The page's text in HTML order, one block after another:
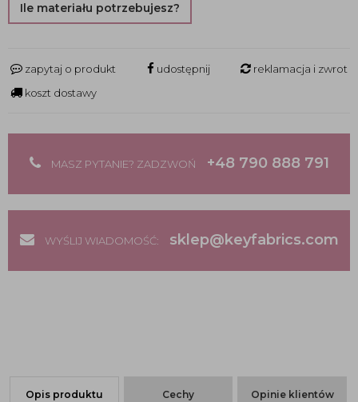
Ile materiału potrzebujesz?
zapytaj o produkt udostępnij
reklamacja i zwrot
koszt dostawy
MASZ PYTANIE? ZADZWOŃ +48 790 888 791
WYŚLIJ WIADOMOŚĆ: sklep@keyfabrics.com
Opis produktu Cechy Opinie klientów